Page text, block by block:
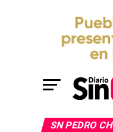
SN PEDRO